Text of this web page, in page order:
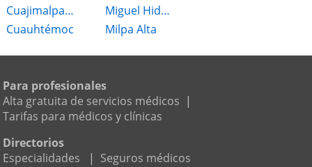
Cuajimalpa de Morelos
Cuauhtémoc
Miguel Hidalgo
Milpa Alta
Para profesionales
Alta gratuita de servicios médicos |
Tarifas para médicos y clínicas
Directorios
Especialidades
| Seguros médicos